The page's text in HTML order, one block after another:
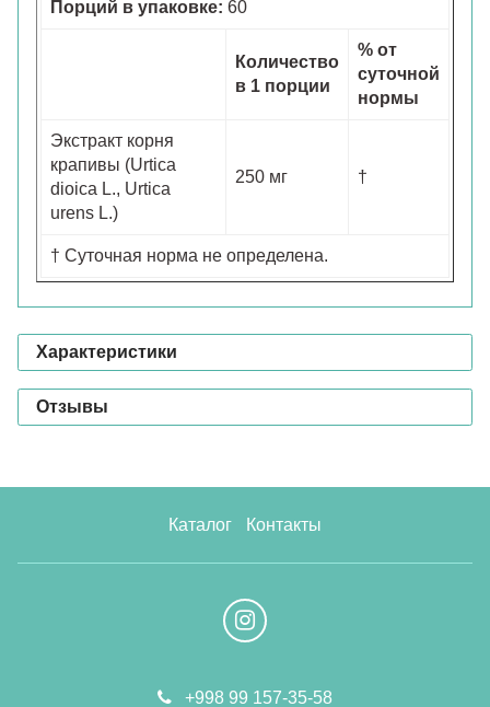
Порций в упаковке: 60
Количество
в 1 порции
% от
суточной
нормы
Экстракт корня
крапивы (Urtica
dioica L., Urtica
urens L.)
250 мг †
† Суточная норма не определена.
Характеристики
Отзывы
Каталог Контакты
+998 99 157-35-58